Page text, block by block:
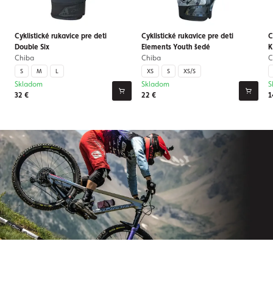
Cyklistické rukavice pre deti
Double Six
Chiba
S M L
32 €
Skladom
Cyklistické rukavice pre deti
Elements Youth šedé
Chiba
XS S XS/S
22 €
Skladom